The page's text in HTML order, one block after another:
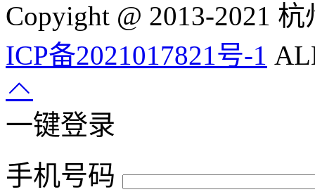
Copyight @ 2013-2021
ICP备2021017821号-1
一键登录
手机号码